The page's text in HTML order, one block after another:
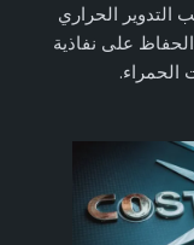
التدوير الحراري
الحفاظ على نفاذية